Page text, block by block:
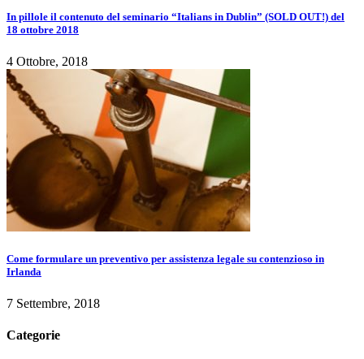
In pillole il contenuto del seminario “Italians in Dublin” (SOLD OUT!) del
18 ottobre 2018
4 Ottobre, 2018
Come formulare un preventivo per assistenza legale su contenzioso in
Irlanda
7 Settembre, 2018
Categorie